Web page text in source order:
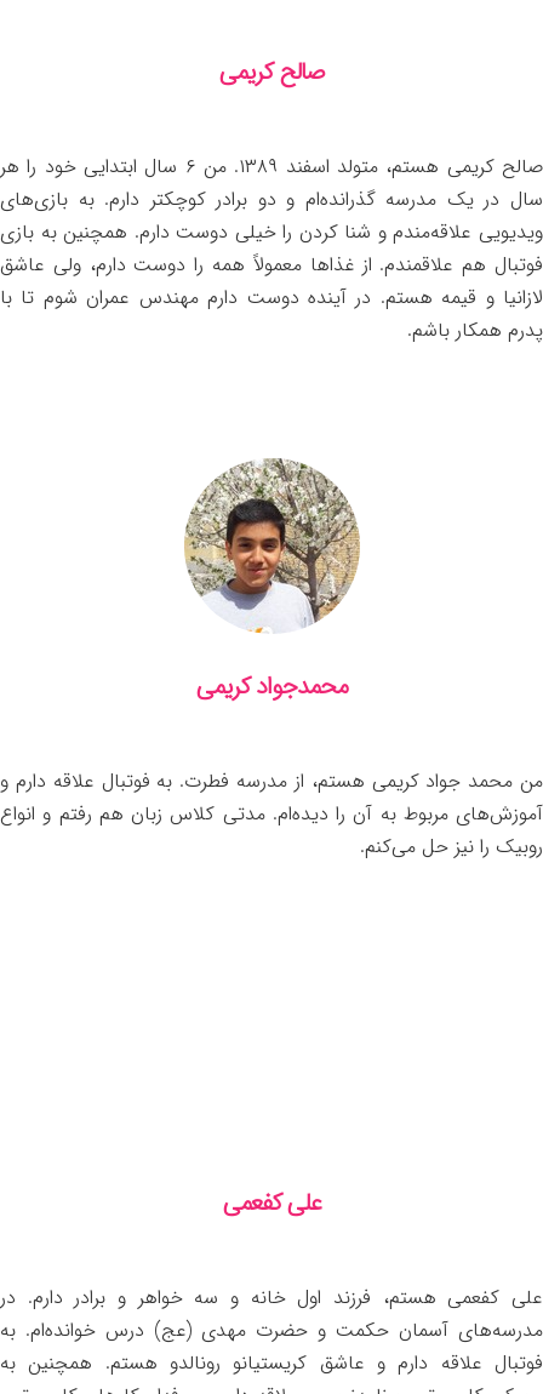
صالح کریمی
صالح کریمی هستم، متولد اسفند ۱۳۸۹. من ۶ سال ابتدایی خود را هر
سال در یک مدرسه گذرانده‌ام و دو برادر کوچکتر دارم. به بازی‌های
ویدیویی علاقه‌مندم و شنا کردن را خیلی دوست دارم. همچنین به بازی
فوتبال هم علاقمندم. از غذاها معمولاً همه را دوست دارم، ولی عاشق
لازانیا و قیمه هستم. در آینده دوست دارم مهندس عمران شوم تا با
پدرم همکار باشم.
محمدجواد کریمی
من محمد جواد کریمی هستم، از مدرسه فطرت. به فوتبال علاقه دارم و
آموزش‌های مربوط به آن را دیده‌ام. مدتی کلاس زبان هم رفتم و انواع
روبیک را نیز حل می‌کنم.
علی کفعمی
علی کفعمی هستم، فرزند اول خانه و سه خواهر و برادر دارم. در
مدرسه‌های آسمان حکمت و حضرت مهدی (عج) درس خوانده‌ام. به
فوتبال علاقه دارم و عاشق کریستیانو رونالدو هستم. همچنین به